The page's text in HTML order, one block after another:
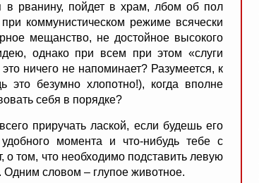
в рванину, пойдет в храм, лбом об пол
коммунистическом режиме всячески
мещанство, не достойное высокого
однако при всем при этом «слуги
ничего не напоминает? Разумеется, к
это безумно хлопотно!), когда вполне
себя в порядке?
приручать лаской, если будешь его
момента и что-нибудь тебе с
о том, что необходимо подставить левую
Одним словом – глупое животное.